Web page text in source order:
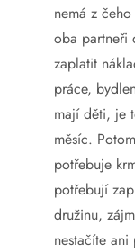
nemá z
oba partneři
zaplatit
práce,
mají děti, je
měsíc.
potřebuje
potřebují
družinu,
nestačíte